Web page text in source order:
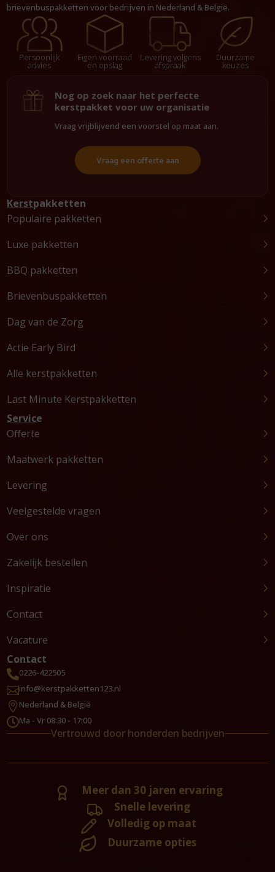
brievenbuspakketten voor bedrijven in Nederland & België.
Persoonlijk
advies
Eigen voorraad
en opslag
Levering volgens
afspraak
Duurzame
keuzes
Nog op zoek naar het perfecte
kerstpakket voor uw organisatie
Vraag vrijblijvend een voorstel op maat aan.
Vraag een offerte aan
Kerstpakketten
Populaire pakketten
Luxe pakketten
BBQ pakketten
Brievenbuspakketten
Dag van de Zorg
Actie Early Bird
Alle kerstpakketten
Last Minute Kerstpakketten
Service
Offerte
Maatwerk pakketten
Levering
Veelgestelde vragen
Over ons
Zakelijk bestellen
Inspiratie
Contact
Vacature
Contact
0226-422505
info@kerstpakketten123.nl
 Nederland & België
Ma - Vr 08:30 - 17:00
Vertrouwd door honderden bedrijven
Meer dan 30 jaren ervaring
Snelle levering
Volledig op maat
Duurzame opties